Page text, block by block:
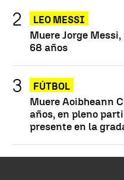
LEO MESSI
Muere Jorge
68 años
FÚTBOL
Muere Aoibheann
años, en pleno
presente en la